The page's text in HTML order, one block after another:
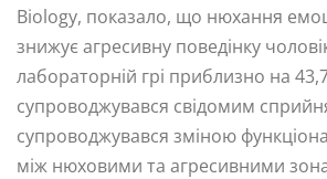
Biology, показало, що нюхання
знижує агресивну поведінку
лабораторній грі приблизно на
супроводжувався свідомим
супроводжувався зміною
між нюховими та агресивними